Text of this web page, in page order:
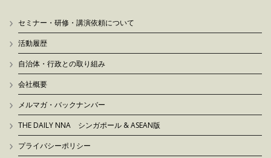
セミナー・研修・講演依頼について
活動履歴
自治体・行政との取り組み
会社概要
メルマガ・バックナンバー
THE DAILY NNA シンガポール & ASEAN版
プライバシーポリシー